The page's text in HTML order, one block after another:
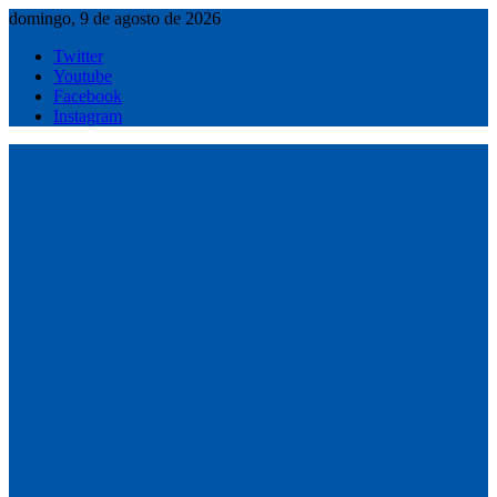
Saltar
contenido
domingo, 9 de agosto de 2026
Twitter
Youtube
Facebook
Instagram